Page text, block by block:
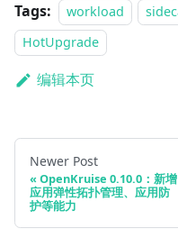
Tags: workload
HotUpgrade
编辑本页
Newer Post
OpenKruise 0.10.0：新增
应用弹性拓扑管理、应用防
护等能力